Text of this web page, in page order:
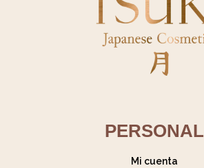
PERSONAL
Mi cuenta